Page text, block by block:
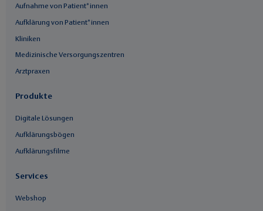
Aufnahme von Patient*innen
Aufklärung von Patient*innen
Kliniken
Medizinische Versorgungszentren
Arztpraxen
Produkte
Digitale Lösungen
Aufklärungsbögen
Aufklärungsfilme
Services
Webshop